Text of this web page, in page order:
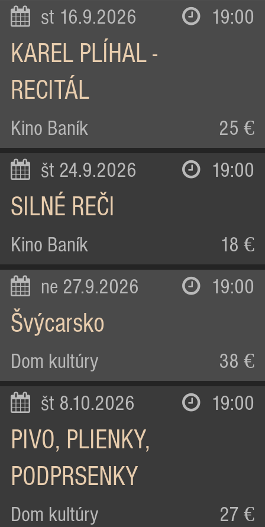
st 16.9.2026 19:00
KAREL PLÍHAL -
RECITÁL
Kino Baník 25 €
št 24.9.2026 19:00
SILNÉ REČI
Kino Baník 18 €
ne 27.9.2026 19:00
Švýcarsko
Dom kultúry 38 €
št 8.10.2026 19:00
PIVO, PLIENKY,
PODPRSENKY
Dom kultúry 27 €